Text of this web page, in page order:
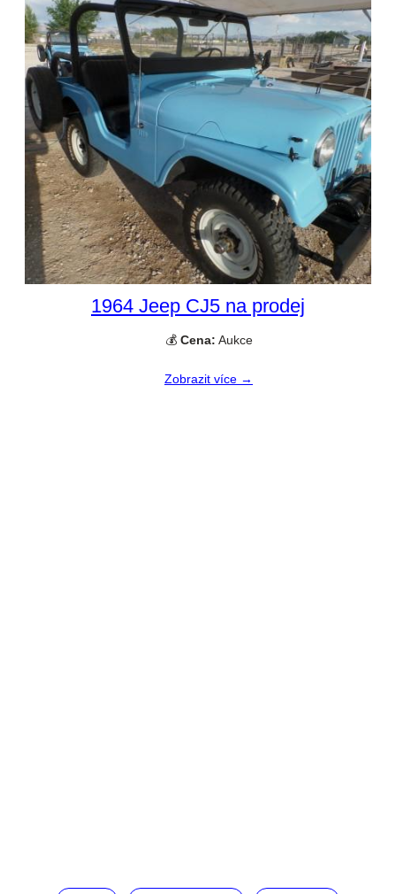
1964 Jeep CJ5 na prodej
💰 Cena: Aukce
Zobrazit více →